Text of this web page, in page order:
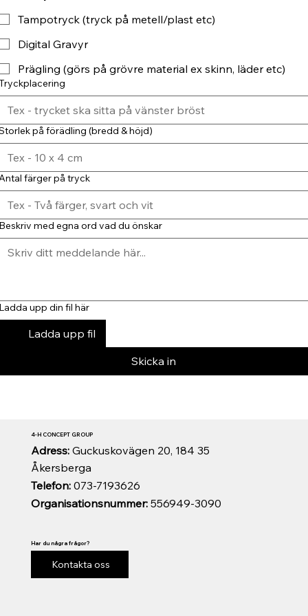
Tampotryck (tryck på metell/plast etc)
Digital Gravyr
Prägling (görs på grövre material ex skinn, läder etc)
på förädling (bredd & höjd)
färger på tryck
med egna ord vad du önskar
upp din fil här
Ladda upp fil
Skicka in
Organisationsnummer:556949-3090
Telefon:073-7193626
Adress: Guckuskovägen 20, 184 35
Åkersberga
4-H CONCEPT GROUP
Har du några frågor?
Kontakta oss